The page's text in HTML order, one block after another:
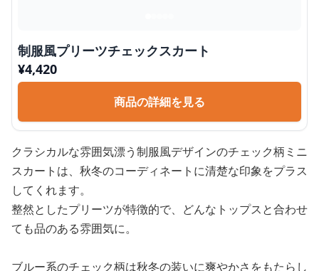
制服風プリーツチェックスカート
¥4,420
商品の詳細を見る
クラシカルな雰囲気漂う制服風デザインのチェック柄ミニ
スカートは、秋冬のコーディネートに清楚な印象をプラス
してくれます。
整然としたプリーツが特徴的で、どんなトップスと合わせ
ても品のある雰囲気に。
ブルー系のチェック柄は秋冬の装いに爽やかさをもたらし